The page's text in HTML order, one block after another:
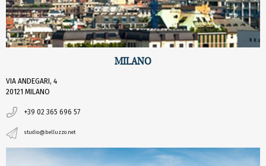
MILANO
VIA ANDEGARI, 4
20121 MILANO
+39 02 365 696 57
studio@belluzzo.net